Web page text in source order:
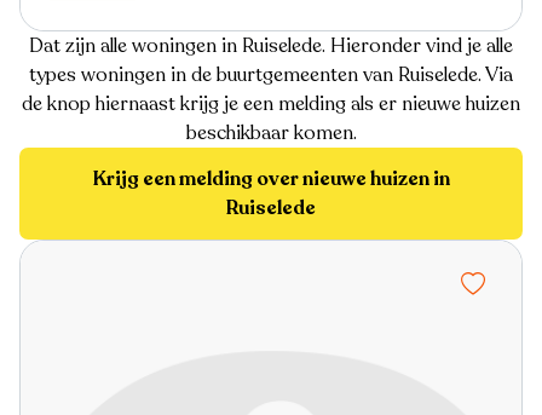
Dat zijn alle woningen in Ruiselede. Hieronder vind je alle
types woningen in de buurtgemeenten van Ruiselede. Via
de knop hiernaast krijg je een melding als er nieuwe huizen
beschikbaar komen.
Krijg een melding over nieuwe huizen in
Ruiselede